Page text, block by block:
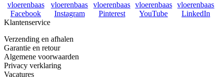
vloerenbaas
Facebook
vloerenbaas
Instagram
vloerenbaas
Pinterest
vloerenbaas
YouTube
vloerenbaas
LinkedIn
Klantenservice
Verzending en afhalen
Garantie en retour
Algemene voorwaarden
Privacy verklaring
Vacatures